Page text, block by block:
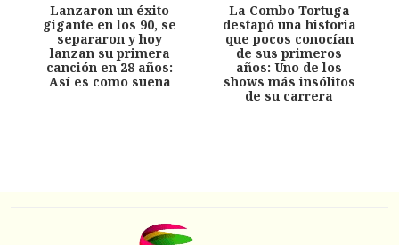
Lanzaron un éxito
gigante en los 90, se
separaron y hoy
lanzan su primera
canción en 28 años:
Así es como suena
La Combo Tortuga
destapó una historia
que pocos conocían
de sus primeros
años: Uno de los
shows más insólitos
de su carrera